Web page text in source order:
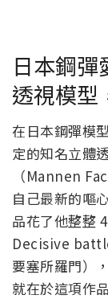
日本鋼彈
透視模型
在日本鋼彈模
定的知名立體
（Mannen
自己最新的嘔
品花了他整整
Decisive
要塞所羅門）
就在於這項作